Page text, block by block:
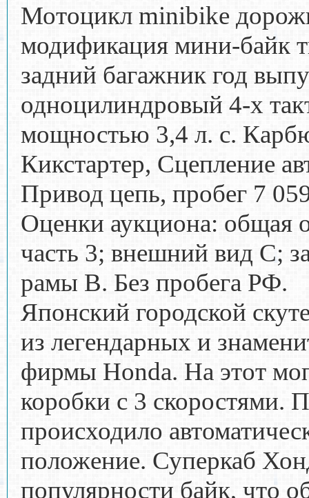
Мотоцикл minibike
модификация мини-байк
задний багажник год
одноцилиндровый 4-х
мощностью 3,4 л. с.
Кикстартер, Сцепление
Привод цепь, пробег 7
Оценки аукциона: общая
часть 3; внешний вид C;
рамы B. Без пробега РФ.
Японский городской
из легендарных и
фирмы Honda. На этот
коробки с 3 скоростями.
происходило
положение. Суперкаб
популярности байк, что